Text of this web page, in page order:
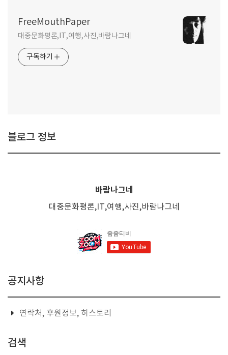
FreeMouthPaper
대중문화평론,IT,여행,사진,바람나그네
구독하기
블로그 정보
바람나그네
대중문화평론,IT,여행,사진,바람나그네
공지사항
연락처, 후원정보, 히스토리
검색